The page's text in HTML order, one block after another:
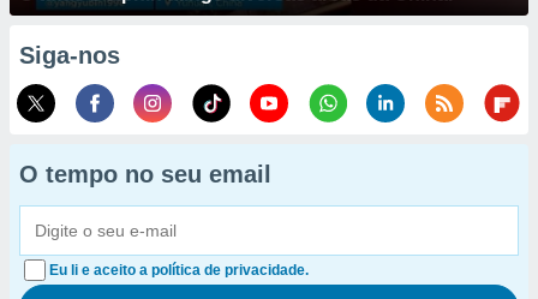
Siga-nos
O tempo no seu email
Eu li e aceito a política de privacidade.